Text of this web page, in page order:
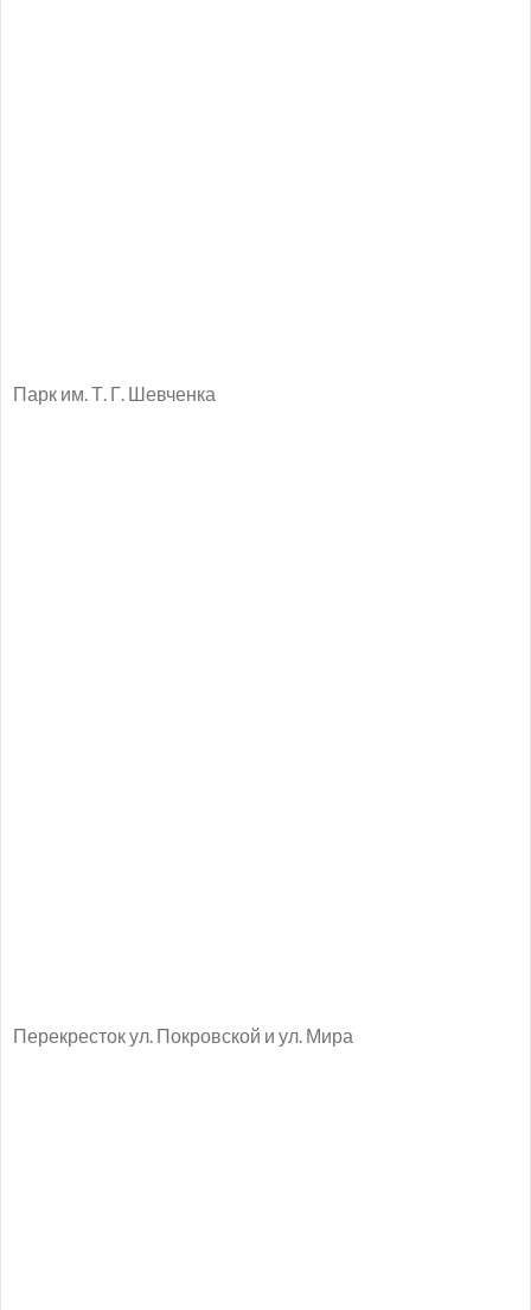
Парк им. Т. Г. Шевченка
Перекресток ул. Покровской и ул. Мира